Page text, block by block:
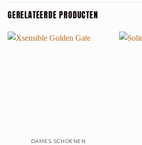
GERELATEERDE PRODUCTEN
DAMES SCHOENEN